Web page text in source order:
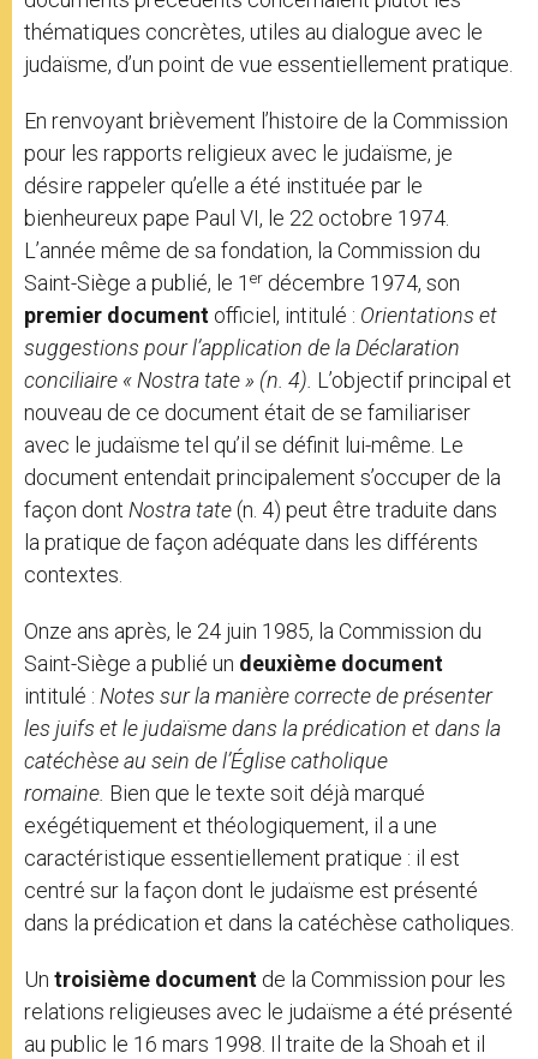
thématiques concrètes, utiles au dialogue avec le
judaïsme, d’un point de vue essentiellement pratique.
En renvoyant brièvement l’histoire de la Commission
pour les rapports religieux avec le judaïsme, je
désire rappeler qu’elle a été instituée par le
bienheureux pape Paul VI, le 22 octobre 1974.
L’année même de sa fondation, la Commission du
Saint-Siège a publié, le 1 er décembre 1974, son
premier document officiel, intitulé : Orientations et
suggestions pour l’application de la Déclaration
conciliaire « Nostra ӕtate » (n. 4). L’objectif principal et
nouveau de ce document était de se familiariser
avec le judaïsme tel qu’il se définit lui-même. Le
document entendait principalement s’occuper de la
façon dont Nostra ӕtate (n. 4) peut être traduite dans
la pratique de façon adéquate dans les différents
contextes.
Onze ans après, le 24 juin 1985, la Commission du
Saint-Siège a publié un deuxième document
intitulé : Notes sur la manière correcte de présenter
les juifs et le judaïsme dans la prédication et dans la
catéchèse au sein de l’Église catholique
romaine. Bien que le texte soit déjà marqué
exégétiquement et théologiquement, il a une
caractéristique essentiellement pratique : il est
centré sur la façon dont le judaïsme est présenté
dans la prédication et dans la catéchèse catholiques.
Un troisième document de la Commission pour les
relations religieuses avec le judaïsme a été présenté
au public le 16 mars 1998. Il traite de la Shoah et il